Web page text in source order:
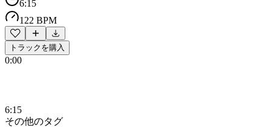
6:15
122 BPM
トラックを購入
0:00
6:15
その他のタグ